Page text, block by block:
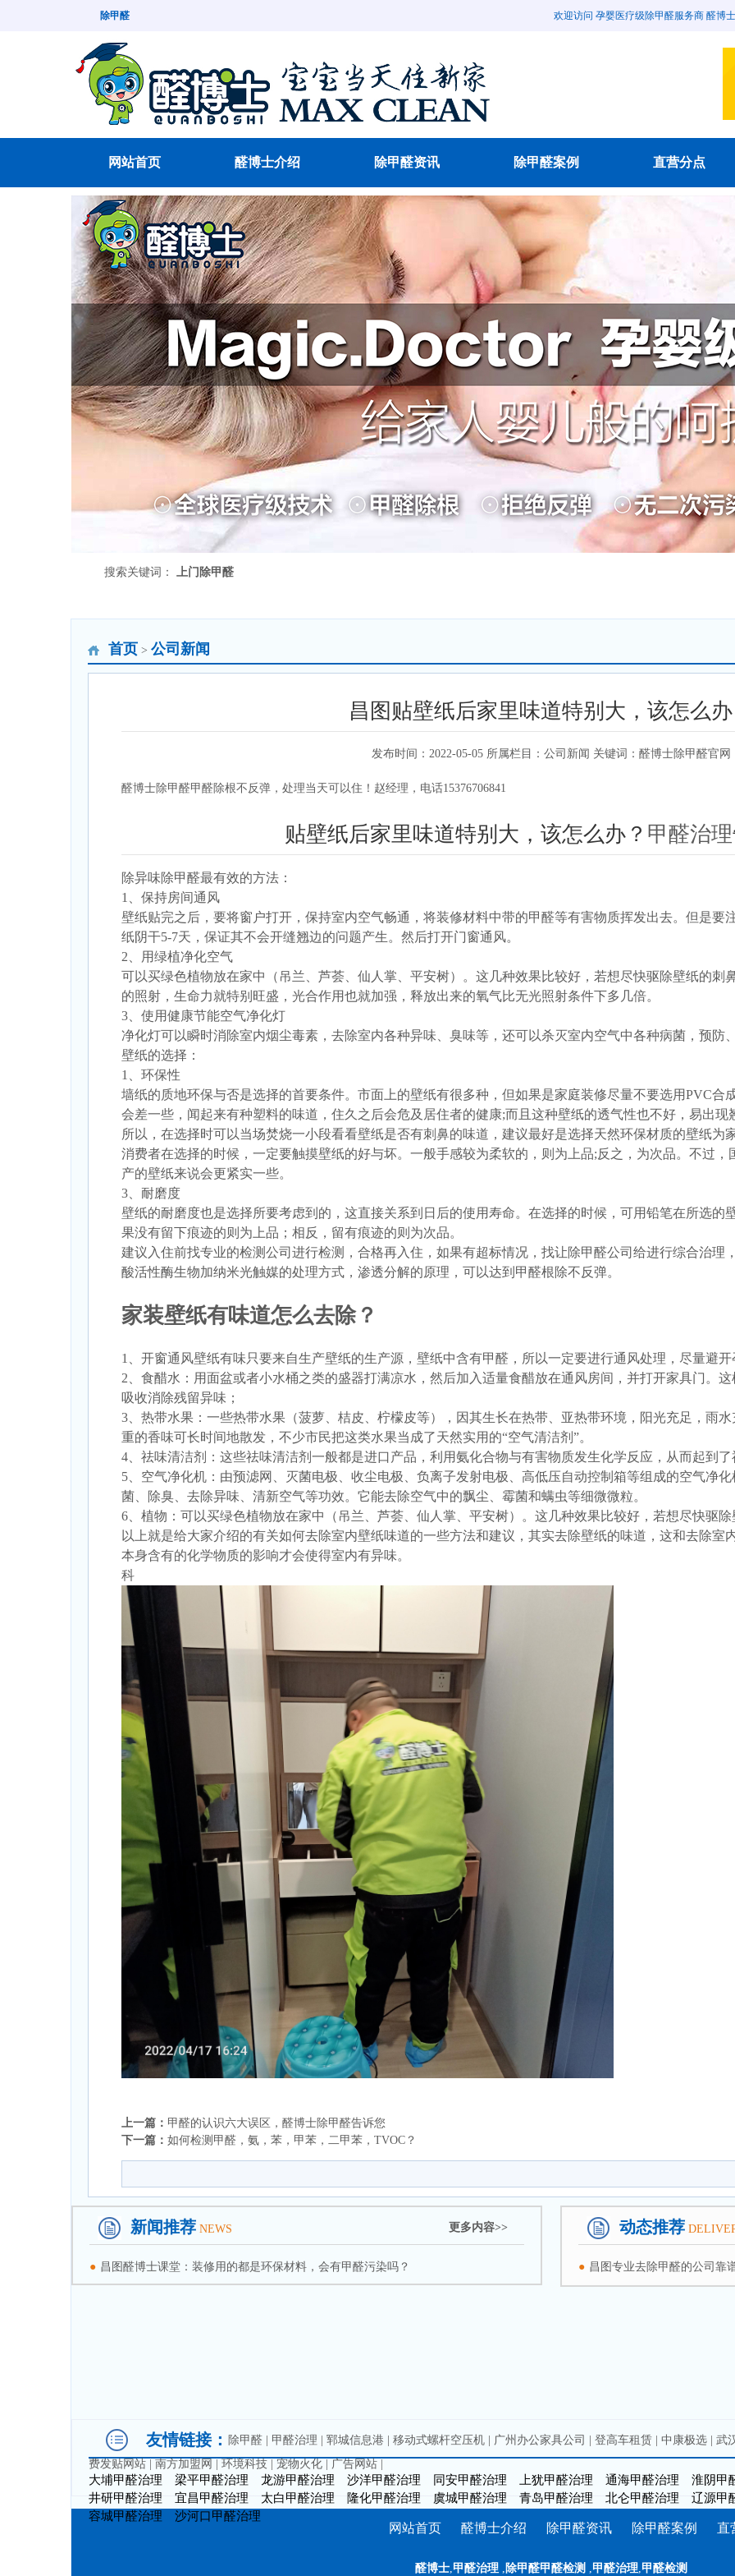
欢迎访问 孕婴医疗级除甲醛服务商 醛博
除甲醛
网站首页 醛博士介绍 除甲醛资讯 除甲醛案例 直营分点
搜索关键词： 上门除甲醛
首页 > 公司新闻
昌图贴壁纸后家里味道特别大，该怎么
发布时间：2022-05-05 所属栏目：公司新闻 关键词：醛博士除甲醛官网
醛博士除甲醛甲醛除根不反弹，处理当天可以住！赵经理，电话15376706841
贴壁纸后家里味道特别大，该怎么办？ 甲醛治理
除异味除甲醛最有效的方法 ：
1、保持房间通风
壁纸贴完之后，要将窗户打开，保持室内空气畅通，将装修材料中带的甲醛等有害物质挥发出去。但是要
纸阴干5-7天，保证其不会开缝翘边的问题产生。然后打开门窗通风。
2、用绿植净化空气
可以买绿色植物放在家中（吊兰、芦荟、仙人掌、平安树）。这几种效果比较好，若想尽快驱除壁纸的刺
的照射，生命力就特别旺盛，光合作用也就加强，释放出来的氧气比无光照射条件下多几倍。
3、使用健康节能空气净化灯
净化灯可以瞬时消除室内烟尘毒素，去除室内各种异味、臭味等，还可以杀灭室内空气中各种病菌，预防
壁纸的选择：
1、环保性
墙纸的质地环保与否是选择的首要条件。市面上的壁纸有很多种，但如果是家庭装修尽量不要选用PVC合
会差一些，闻起来有种塑料的味道，住久之后会危及居住者的健康;而且这种壁纸的透气性也不好，易出现
所以，在选择时可以当场焚烧一小段看看壁纸是否有刺鼻的味道，建议最好是选择天然环保材质的壁纸为
消费者在选择的时候，一定要触摸壁纸的好与坏。一般手感较为柔软的，则为上品;反之，为次品。不过
产的壁纸来说会更紧实一些。
3、耐磨度
壁纸的耐磨度也是选择所要考虑到的，这直接关系到日后的使用寿命。在选择的时候，可用铅笔在所选的
果没有留下痕迹的则为上品；相反，留有痕迹的则为次品。
建议入住前找专业的检测公司进行检测，合格再入住，如果有超标情况，找让除甲醛公司给进行综合治理
酸活性酶生物加纳米光触媒的处理方式，渗透分解的原理，可以达到 甲醛根除不反弹。
家装壁纸有味道怎么去除？
1、开窗通风壁纸有味只要来自生产壁纸的生产源，壁纸中含有甲醛，所以一定要进行通风处理，尽量避
2、食醋水：用面盆或者小水桶之类的盛器打满凉水，然后加入适量食醋放在通风房间，并打开家具门。
吸收消除残留异味；
3、热带水果：一些热带水果（菠萝、桔皮、柠檬皮等），因其生长在热带、亚热带环境，阳光充足，雨
重的香味可长时间地散发，不少市民把这类水果当成了天然实用的“空气清洁剂”。
4、祛味清洁剂：这些祛味清洁剂一般都是进口产品，利用氨化合物与有害物质发生化学反应，从而起到
5、空气净化机：由预滤网、灭菌电极、收尘电极、负离子发射电极、高低压自动控制箱等组成的空气净
菌、除臭、去除异味、清新空气等功效。它能去除空气中的飘尘、霉菌和螨虫等细微微粒。
6、植物：可以买绿色植物放在家中（吊兰、芦荟、仙人掌、平安树）。这几种效果比较好，若想尽快驱
以上就是给大家介绍的有关如何去除室内壁纸味道的一些方法和建议，其实去除壁纸的味道，这和去除室
本身含有的化学物质的影响才会使得室内有异味。
科
上一篇： 甲醛的认识六大误区，醛博士除甲醛告诉您
下一篇： 如何检测甲醛，氨，苯，甲苯，二甲苯，TVOC？
新闻推荐 NEWS 更多内容>>
● 昌图醛博士课堂：装修用的都是环保材料，会有甲醛污染吗？
动态推荐
● 昌图专业去除甲醛的公司靠
友情链接： 除甲醛 甲醛治理 郓城信息港 移动式螺杆空压机 广州办公家具公司 登高车租赁 中康极选
武
费发贴网站
南方加盟网 环境科技 宠物火化 广告网站
大埔甲醛治理 梁平甲醛治理 龙游甲醛治理 沙洋甲醛治理 同安甲醛治理 上犹甲醛治理 通海甲醛治理
淮阴甲
井研甲醛治理
宜昌甲醛治理 太白甲醛治理 隆化甲醛治理 虞城甲醛治理 青岛甲醛治理 北仑甲醛治理
辽源甲
容城甲醛治理
沙河口甲醛治理
网站首页 醛博士介绍 除甲醛资讯 除甲醛案例 直
醛博士,甲醛治理 , 除甲醛甲醛检测 ,甲醛治理,甲醛检测